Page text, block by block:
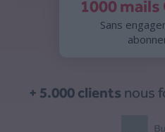
1000 mails
Sans
+ 5.000 clients nous